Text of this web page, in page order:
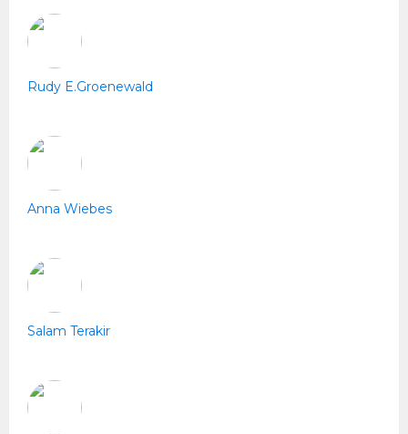
Rudy E.Groenewald
Anna Wiebes
Salam Terakir